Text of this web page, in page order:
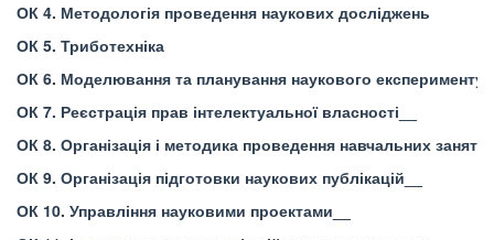
ОК 4. Методологія проведення наукових досліджень
ОК 5. Триботехніка
ОК 6. Моделювання та планування наукового експерименту
ОК 7. Реєстрація прав інтелектуальної власності__
ОК 8. Організація і методика проведення навчальних
ОК 9. Організація підготовки наукових публікацій__
ОК 10. Управління науковими проектами__